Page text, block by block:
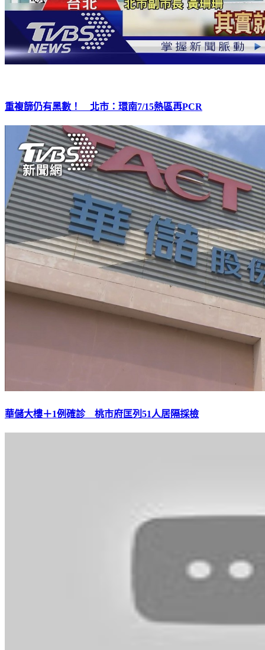
重複篩仍有黑數！ 北市：環南7/15熱區再PCR
華儲大樓＋1例確診 桃市府匡列51人居隔採檢